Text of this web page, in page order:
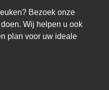
Bezoek onze
Wij helpen u ook
plan voor uw ideale